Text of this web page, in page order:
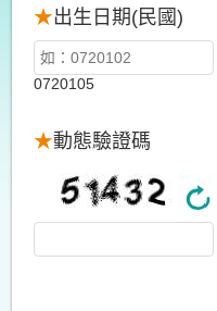
★出生日期(民國)
0720105
★動態驗證碼